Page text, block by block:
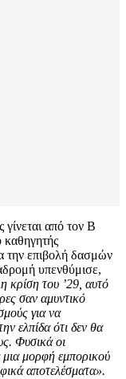
γίνεται από τον Β
την επιβολή δασμών
υπενθύμισε,
κρίση του ’29, αυτό
σαν αμυντικό
για να
ελπίδα ότι δεν θα
Φυσικά οι
μια μορφή εμπορικού
αποτελέσματα».